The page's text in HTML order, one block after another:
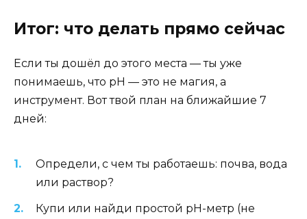
Итог: что делать прямо сейчас
Если ты дошёл до этого места — ты уже
понимаешь, что pH — это не магия, а
инструмент. Вот твой план на ближайшие 7
дней:
Определи, с чем ты работаешь: почва, вода
или раствор?
Купи или найди простой pH-метр (не